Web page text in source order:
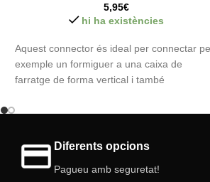
5,95€
hi ha existències
Aquest connector és ideal per connectar
exemple un formiguer a una caixa de
farratge de forma vertical i també
Diferents opcions
Pagueu amb seguretat!